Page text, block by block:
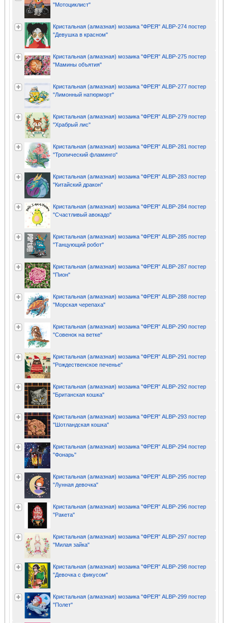
"Мотоциклист"
Кристальная (алмазная) мозаика "ФРЕЯ" ALBP-274 постер
"Девушка в красном"
Кристальная (алмазная) мозаика "ФРЕЯ" ALBP-275 постер
"Мамины объятия"
Кристальная (алмазная) мозаика "ФРЕЯ" ALBP-277 постер
"Лимонный натюрморт"
Кристальная (алмазная) мозаика "ФРЕЯ" ALBP-279 постер
"Храбрый лис"
Кристальная (алмазная) мозаика "ФРЕЯ" ALBP-281 постер
"Тропический фламинго"
Кристальная (алмазная) мозаика "ФРЕЯ" ALBP-283 постер
"Китайский дракон"
Кристальная (алмазная) мозаика "ФРЕЯ" ALBP-284 постер
"Счастливый авокадо"
Кристальная (алмазная) мозаика "ФРЕЯ" ALBP-285 постер
"Танцующий робот"
Кристальная (алмазная) мозаика "ФРЕЯ" ALBP-287 постер
"Пион"
Кристальная (алмазная) мозаика "ФРЕЯ" ALBP-288 постер
"Морская черепаха"
Кристальная (алмазная) мозаика "ФРЕЯ" ALBP-290 постер
"Совенок на ветке"
Кристальная (алмазная) мозаика "ФРЕЯ" ALBP-291 постер
"Рождественское печенье"
Кристальная (алмазная) мозаика "ФРЕЯ" ALBP-292 постер
"Британская кошка"
Кристальная (алмазная) мозаика "ФРЕЯ" ALBP-293 постер
"Шотландская кошка"
Кристальная (алмазная) мозаика "ФРЕЯ" ALBP-294 постер
"Фонарь"
Кристальная (алмазная) мозаика "ФРЕЯ" ALBP-295 постер
"Лунная девочка"
Кристальная (алмазная) мозаика "ФРЕЯ" ALBP-296 постер
"Ракета"
Кристальная (алмазная) мозаика "ФРЕЯ" ALBP-297 постер
"Милая зайка"
Кристальная (алмазная) мозаика "ФРЕЯ" ALBP-298 постер
"Девочка с фикусом"
Кристальная (алмазная) мозаика "ФРЕЯ" ALBP-299 постер
"Полет"